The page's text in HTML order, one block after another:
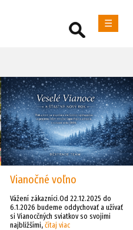
☰
Vianočné voľno
Vážení zákazníci.Od 22.12.2025 do
6.1.2026 budeme oddychovať a užívať
si Vianocčných sviatkov so svojimi
najbližšími, čítaj viac